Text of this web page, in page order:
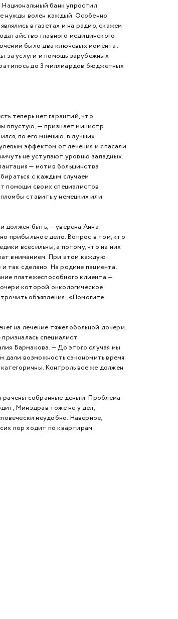
банк упростил
нужды волен каждый. Особенно
в газетах и на радио, скажем
главного медицинского
было два ключевых момента:
за услуги и помощь зарубежных
до 3 миллиардов бюджетных
теперь нет гарантий, что
впустую, — признает министр
по его мнению, в лучших
эффектом от лечения и спасали
не уступают уровню западных.
— мотив большинства
с каждым случаем
помощи своих специалистов
ставить у немецких или
должен быть, — уверена Анна
прибыльное дело. Вопрос в том, кто
всесильны, а потому, что на них
вниманием. При этом каждую
так сделано. На родине пациента.
платежеспособного клиента —
которой онкологическое
объявления: «Помогите
на лечение тяжелобольной дочери.
специалист
Бармакова. — До этого случая мы
возможность сэкономить время
Контроль все же должен
собранные деньги. Проблема
Минздрав тоже не у дел,
неудобно. Наверное,
пор ходит по квартирам